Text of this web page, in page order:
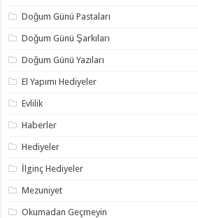
Doğum Günü Pastaları
Doğum Günü Şarkıları
Doğum Günü Yazıları
El Yapımı Hediyeler
Evlilik
Haberler
Hediyeler
İlginç Hediyeler
Mezuniyet
Okumadan Geçmeyin